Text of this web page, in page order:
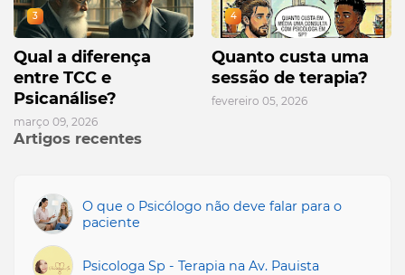
3
Qual a diferença
entre TCC e
Psicanálise?
março 09, 2026
4
Quanto custa uma
sessão de terapia?
fevereiro 05, 2026
Artigos recentes
O que o Psicólogo não deve falar para o
paciente
Psicologa Sp - Terapia na Av. Pauista